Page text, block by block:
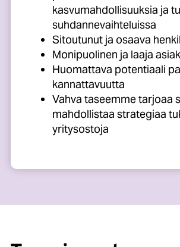
kasvumahdollisuuksia ja
suhdannevaihteluissa
Sitoutunut ja osaava
Monipuolinen ja laaja
Huomattava potentiaali
kannattavuutta
Vahva taseemme tarjoaa
mahdollistaa strategiaa
yritysostoja